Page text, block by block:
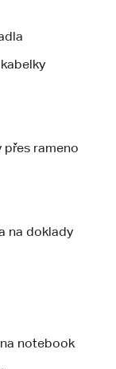
přes rameno
na doklady
notebook